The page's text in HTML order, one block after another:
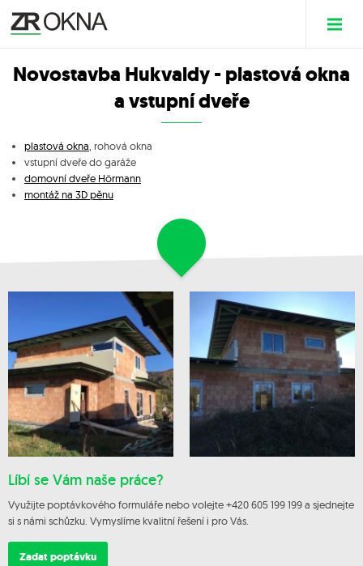
Novostavba Hukvaldy - plastová okna
a vstupní dveře
plastová okna , rohová okna
vstupní dveře do garáže
domovní dveře Hörmann
montáž na 3D pěnu
Líbí se Vám naše práce?
Využijte poptávkového formuláře nebo volejte +420 605 199 199 a sjednejte
si s námi schůzku. Vymyslíme kvalitní řešení i pro Vás.
Zadat poptávku